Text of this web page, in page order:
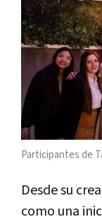
Participantes de
Desde su
como una